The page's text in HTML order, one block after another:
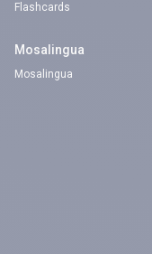
Flashcards
Mosalingua
Mosalingua